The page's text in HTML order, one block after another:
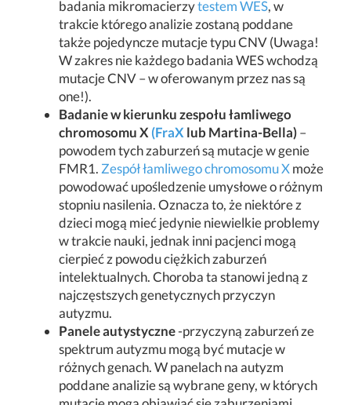
badania mikromacierzytestem WES, w
trakcie którego analizie zostaną poddane
także pojedyncze mutacje typu CNV (Uwaga!
W zakres nie każdego badania WES wchodzą
mutacje CNV – w oferowanym przez nas są
one!).
Badanie w kierunku zespołu łamliwego
chromosomu X(FraXlub Martina-Bella)–
powodem tych zaburzeń są mutacje w genie
FMR1.Zespół łamliwego chromosomu Xmoże
powodować upośledzenie umysłowe o różnym
stopniu nasilenia. Oznacza to, że niektóre z
dzieci mogą mieć jedynie niewielkie problemy
w trakcie nauki, jednak inni pacjenci mogą
cierpieć z powodu ciężkich zaburzeń
intelektualnych. Choroba ta stanowi jedną z
najczęstszych genetycznych przyczyn
autyzmu.
Panele autystyczne-przyczyną zaburzeń ze
spektrum autyzmu mogą być mutacje w
różnych genach. W panelach na autyzm
poddane analizie są wybrane geny, w których